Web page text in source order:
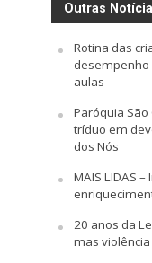
Outras
Rotina das
desempenho
aulas
Paróquia
tríduo em
dos Nós
MAIS LIDAS
20 anos da
mas